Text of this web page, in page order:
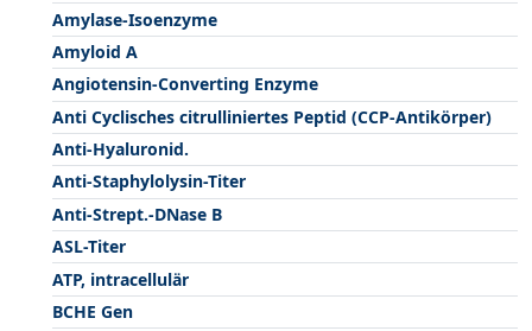
Amylase-Isoenzyme
Amyloid A
Angiotensin-Converting Enzyme
Anti Cyclisches citrulliniertes Peptid (CCP-Antikörper)
Anti-Hyaluronid.
Anti-Staphylolysin-Titer
Anti-Strept.-DNase B
ASL-Titer
ATP, intracellulär
BCHE Gen